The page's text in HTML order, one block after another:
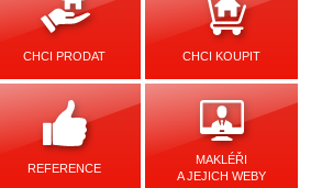
CHCI PRODAT CHCI KOUPIT
REFERENCE
MAKLÉŘI
A JEJICH WEBY